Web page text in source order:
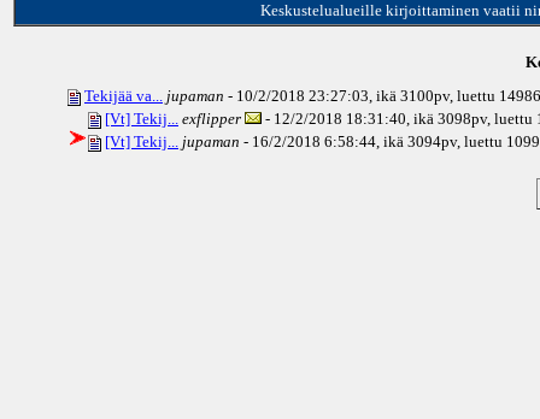
Keskustelualueille kirjoittaminen vaatii
Tekijää va... jupaman - 10/2/2018 23:27:03, ikä 3100pv, luettu 14986
[Vt] Tekij... exflipper - 12/2/2018 18:31:40, ikä 3098pv, luettu
[Vt] Tekij... jupaman - 16/2/2018 6:58:44, ikä 3094pv, luettu